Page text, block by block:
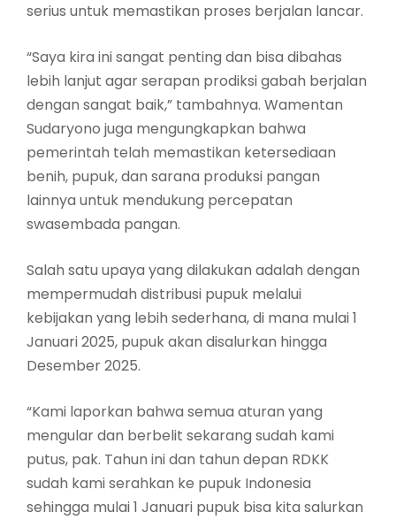
serius untuk memastikan proses berjalan lancar.
“Saya kira ini sangat penting dan bisa dibahas
lebih lanjut agar serapan prodiksi gabah berjalan
dengan sangat baik,” tambahnya. Wamentan
Sudaryono juga mengungkapkan bahwa
pemerintah telah memastikan ketersediaan
benih, pupuk, dan sarana produksi pangan
lainnya untuk mendukung percepatan
swasembada pangan.
Salah satu upaya yang dilakukan adalah dengan
mempermudah distribusi pupuk melalui
kebijakan yang lebih sederhana, di mana mulai 1
Januari 2025, pupuk akan disalurkan hingga
Desember 2025.
“Kami laporkan bahwa semua aturan yang
mengular dan berbelit sekarang sudah kami
putus, pak. Tahun ini dan tahun depan RDKK
sudah kami serahkan ke pupuk Indonesia
sehingga mulai 1 Januari pupuk bisa kita salurkan